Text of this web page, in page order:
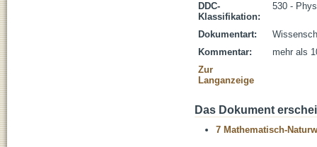
DDC-
Klassifikation:
530 -
Dokumentart:
Kommentar:
mehr als
Zur
Langanzeige
Das Dokument
7 Mathematisch-